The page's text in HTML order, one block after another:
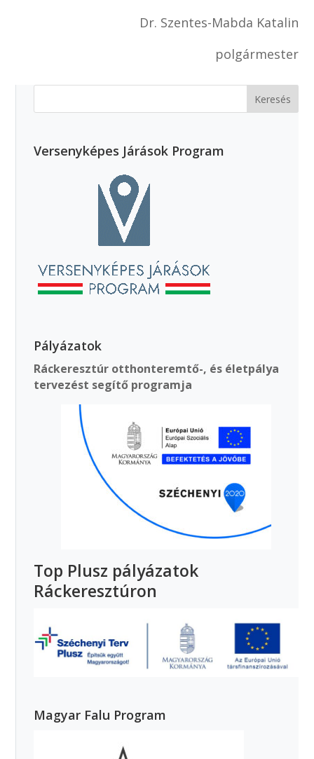
Dr. Szentes-Mabda Katalin
polgármester
Versenyképes Járások Program
Pályázatok
Ráckeresztúr otthonteremtő-, és életpálya
tervezést segítő programja
Top Plusz pályázatok
Ráckeresztúron
Magyar Falu Program